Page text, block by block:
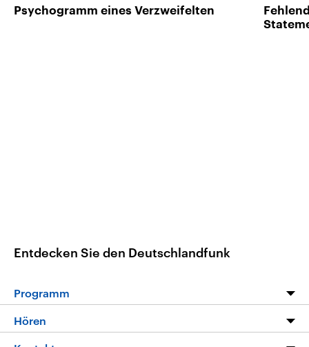
Psychogramm eines Verzweifelten
Entdecken Sie den Deutschlandfunk
Programm
Hören
Livestream